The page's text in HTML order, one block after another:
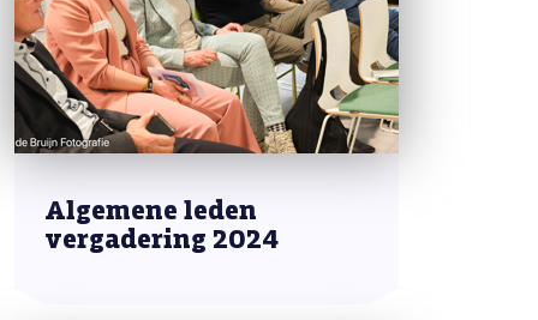
Algemene leden
vergadering 2024